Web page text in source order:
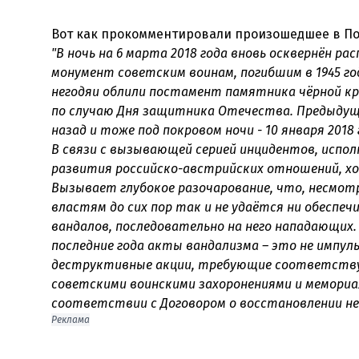
"В ночь на 6 марта 2018 года вновь осквернён
монумент советским воинам, погибшим в 1945
негодяи облили постамент памятника чёрной
по случаю Дня защитника Отечества.
назад и тоже под покровом ночи - 10 января
В связи с вызывающей серией инцидентов,
развития российско-австрийских отношений,
Вызывает глубокое разочарование, что,
властям до сих пор так и не удаётся ни
вандалов, последовательно на него
последние года акты вандализма – это не
деструктивные акции, требующие
советскими воинскими захоронениями и
соответствии с Договором о восстановлении
Реклама